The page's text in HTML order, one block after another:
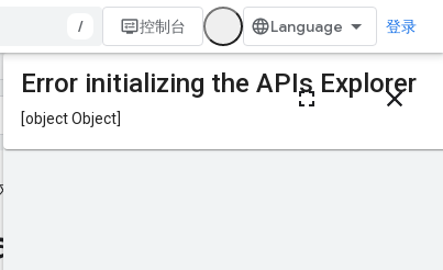
/ 控制台 登录
本页内容
您有帮助吗？